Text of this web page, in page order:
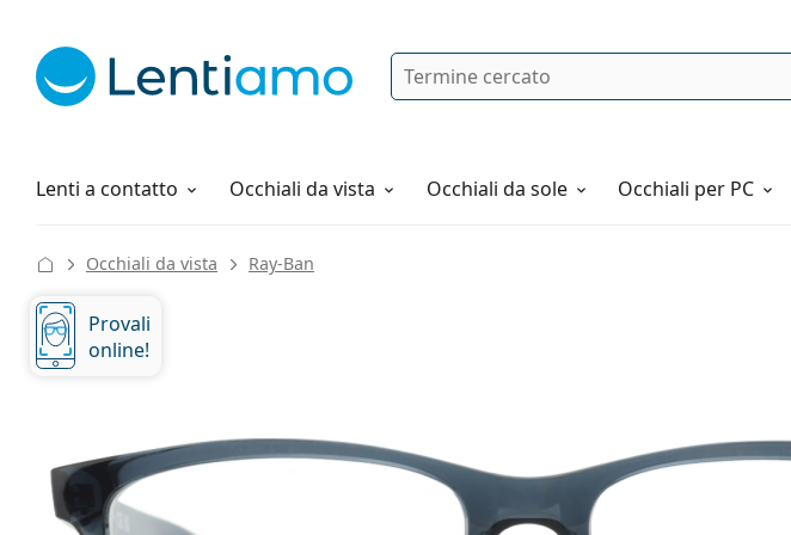
Ricerca
Lenti a contatto
Soluzioni Occhiali da vista Occhiali da sole Occhiali per PC
Tutto sugli acquisti
Occhiali da vista Ray-Ban
Provali
online!